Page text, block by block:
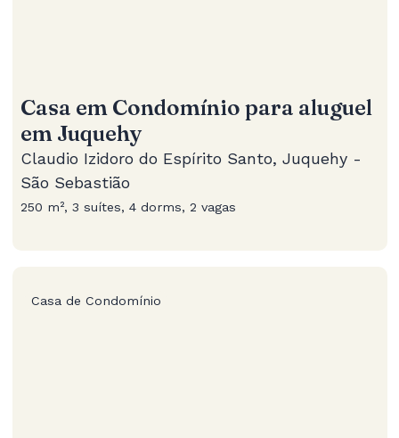
Casa em Condomínio para aluguel
em Juquehy
Claudio Izidoro do Espírito Santo, Juquehy -
São Sebastião
250 m², 3 suítes, 4 dorms, 2 vagas
Casa de Condomínio